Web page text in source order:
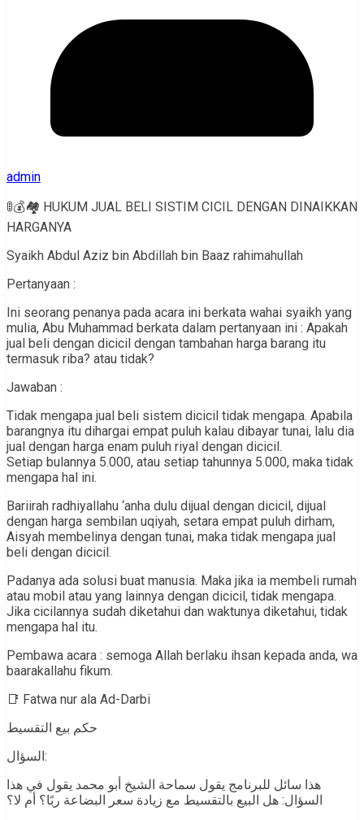
admin
🚦💰🏘 HUKUM JUAL BELI SISTIM CICIL DENGAN DINAIKKAN
HARGANYA
Syaikh Abdul Aziz bin Abdillah bin Baaz rahimahullah
Pertanyaan :
Ini seorang penanya pada acara ini berkata wahai syaikh yang
mulia, Abu Muhammad berkata dalam pertanyaan ini : Apakah
jual beli dengan dicicil dengan tambahan harga barang itu
termasuk riba? atau tidak?
Jawaban :
Tidak mengapa jual beli sistem dicicil tidak mengapa. Apabila
barangnya itu dihargai empat puluh kalau dibayar tunai, lalu dia
jual dengan harga enam puluh riyal dengan dicicil.
Setiap bulannya 5.000, atau setiap tahunnya 5.000, maka tidak
mengapa hal ini.
Bariirah radhiyallahu ‘anha dulu dijual dengan dicicil, dijual
dengan harga sembilan uqiyah, setara empat puluh dirham,
Aisyah membelinya dengan tunai, maka tidak mengapa jual
beli dengan dicicil.
Padanya ada solusi buat manusia. Maka jika ia membeli rumah
atau mobil atau yang lainnya dengan dicicil, tidak mengapa.
Jika cicilannya sudah diketahui dan waktunya diketahui, tidak
mengapa hal itu.
Pembawa acara : semoga Allah berlaku ihsan kepada anda, wa
baarakallahu fikum.
📑 Fatwa nur ala Ad-Darbi
حكم بيع التقسيط
السؤال:
هذا سائل للبرنامج يقول سماحة الشيخ أبو محمد يقول في هذا
السؤال: هل البيع بالتقسيط مع زيادة سعر البضاعة ربًا؟ أم لا؟